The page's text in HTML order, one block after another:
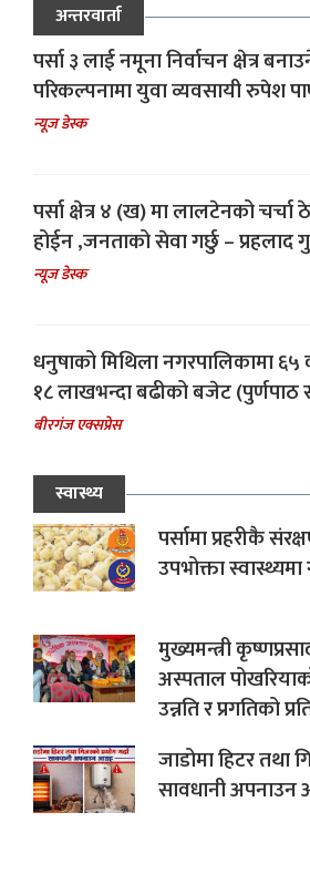
अन्तरवार्ता
पर्सा ३ लाई नमूना निर्वाचन क्षेत्र
परिकल्पनामा युवा व्यवसायी रुपेश
न्यूज डेस्क
पर्सा क्षेत्र ४ (ख) मा लालटेनको चर्चा
होईन ,जनताको सेवा गर्छु – प्रहलाद
न्यूज डेस्क
धनुषाको मिथिला नगरपालिकामा ६५
१८ लाखभन्दा बढीको बजेट (पुर्णपाठ
बीरगंज एक्सप्रेस
स्वास्थ्य
पर्सामा प्रहरीकै
उपभोक्ता
मुख्यमन्त्री
अस्पताल
उन्नति र प्रगतिको
जाडोमा हिटर तथा
सावधानी अपनाउन